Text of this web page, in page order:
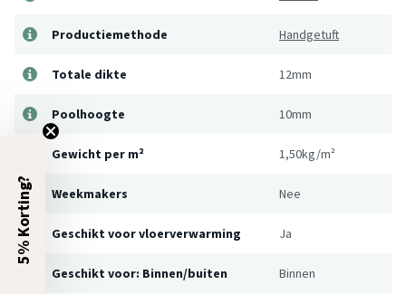
Productiemethode Handgetuft
Totale dikte 12mm
Poolhoogte 10mm
Gewicht per m² 1,50kg/m²
Weekmakers Nee
Geschikt voor vloerverwarming Ja
Geschikt voor: Binnen/buiten Binnen
5% Korting?